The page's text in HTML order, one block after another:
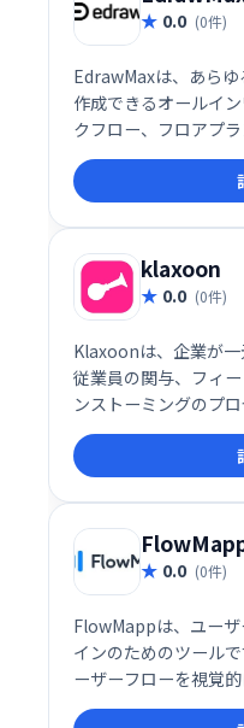
0.0 (0件)
EdrawMaxは、あら
作成できるオールイ
クフロー、フロアプ
から、ポスターやフ
フェッショナルで視
ンできます。
klaxoon
0.0 (0件)
Klaxoonは、企業が
従業員の関与、フィ
ンストーミングのプ
れた会議管理および
ェアです。
0.0 (0件)
FlowMappは、ユー
インのためのツール
ーザーフローを視覚
ションを実現します。